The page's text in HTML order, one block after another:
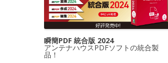
瞬簡PDF 統合版 2024
アンテナハウスPDFソフトの統合製
品！